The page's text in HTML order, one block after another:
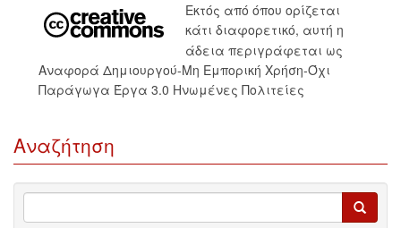
Εκτός από όπου ορίζεται
κάτι διαφορετικό, αυτή η
άδεια περιγράφεται ως
Αναφορά Δημιουργού-Μη Εμπορική Χρήση-Όχι
Παράγωγα Έργα 3.0 Ηνωμένες Πολιτείες
Αναζήτηση